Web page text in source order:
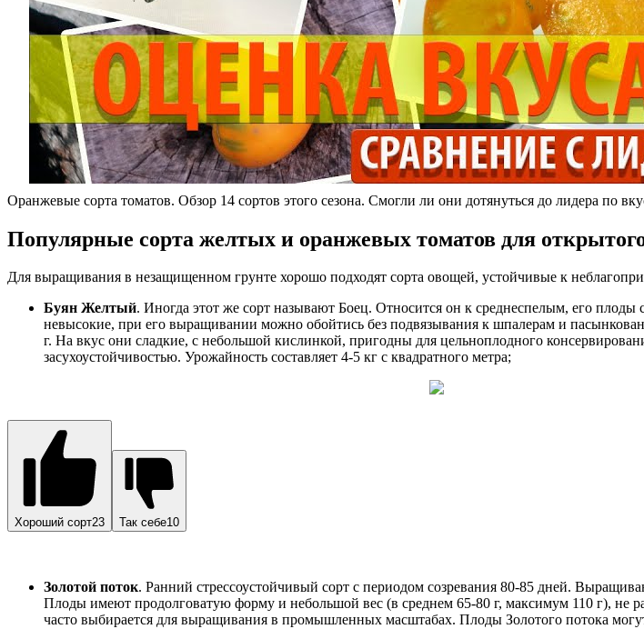
Оранжевые сорта томатов. Обзор 14 сортов этого сезона. Смогли ли они дотянуться до лидера по
Популярные сорта желтых и оранжевых томатов для
Для выращивания в незащищенном грунте хорошо подходят сорта овощей, устойчивые к
Буян Желтый. Иногда этот же сорт называют Боец. Относится он к среднеспелым, его плоды
невысокие, при его выращивании можно обойтись без подвязывания к шпалерам и
г. На вкус они сладкие, с небольшой кислинкой, пригодны для цельноплодного
засухоустойчивостью. Урожайность составляет 4-5 кг с квадратного метра;
Хороший сорт23 Так себе10
Золотой поток. Ранний стрессоустойчивый сорт с периодом созревания 80-85 дней.
Плоды имеют продолговатую форму и небольшой вес (в среднем 65-80 г, максимум 110 г), не
часто выбирается для выращивания в промышленных масштабах. Плоды Золотого потока